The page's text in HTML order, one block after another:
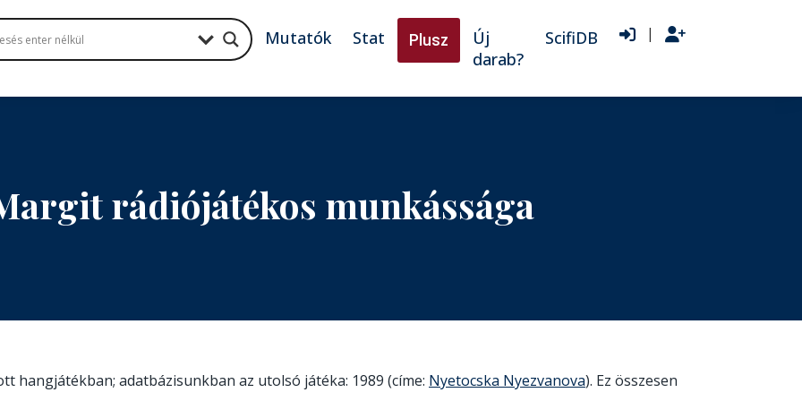
Mutatók Stat Plusz
Új
darab?
ScifiDB |
rádiójátékos munkássága
hangjátékban; adatbázisunkban az utolsó játéka: 1989 (címe: Nyetocska Nyezvanova). Ez összesen